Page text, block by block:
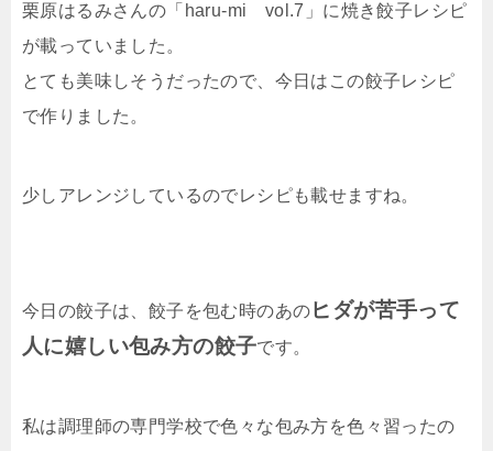
栗原はるみさんの「haru-mi vol.7」に焼き餃子レシピ
が載っていました。
とても美味しそうだったので、今日はこの餃子レシピ
で作りました。
少しアレンジしているのでレシピも載せますね。
今日の餃子は、餃子を包む時のあの ヒダが苦手って
人に嬉しい包み方の餃子です。
私は調理師の専門学校で色々な包み方を色々習ったの